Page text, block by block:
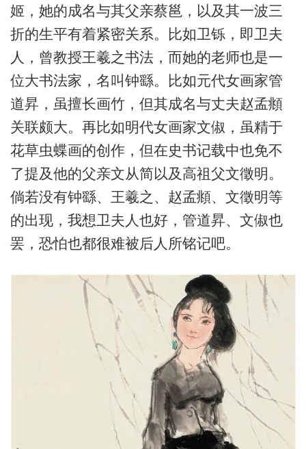
姬，她的成名与其父亲蔡邕，以及其一波三
折的生平有着紧密关系。比如卫铄，即卫夫
人，曾教授王羲之书法，而她的老师也是一
位大书法家，名叫钟繇。比如元代女画家管
道昇，虽擅长画竹，但其成名与丈夫赵孟頫
关联颇大。再比如明代女画家文俶，虽精于
花草虫蝶画的创作，但在史书记载中也免不
了提及他的父亲文从简以及高祖父文徵明。
倘若没有钟繇、王羲之、赵孟頫、文徵明等
的出现，我想卫夫人也好，管道昇、文俶也
罢，恐怕也都很难被后人所铭记吧。